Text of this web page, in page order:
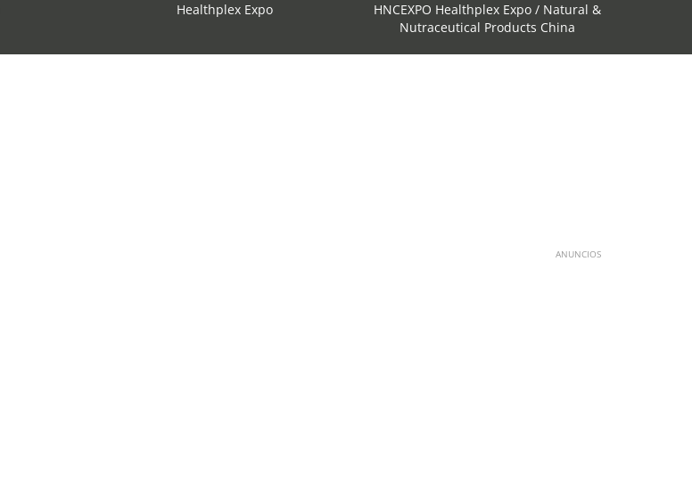
Healthplex Expo
HNCEXPO Healthplex Expo / Natural &
Nutraceutical Products China
ANUNCIOS